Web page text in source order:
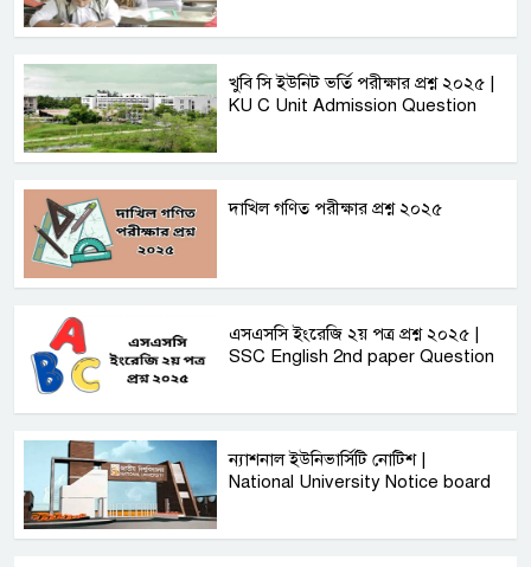
খুবি সি ইউনিট ভর্তি পরীক্ষার প্রশ্ন ২০২৫ |
KU C Unit Admission Question
দাখিল গণিত পরীক্ষার প্রশ্ন ২০২৫
এসএসসি ইংরেজি ২য় পত্র প্রশ্ন ২০২৫ |
SSC English‌ 2nd paper Question
ন্যাশনাল ইউনিভার্সিটি নোটিশ |
National University Notice board